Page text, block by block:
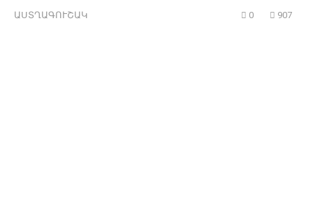
ԱՍՏՂԱԳՈՒՇԱԿ 0 907